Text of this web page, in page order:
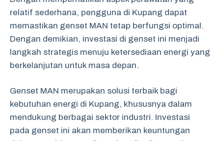
relatif sederhana, pengguna di Kupang dapat
memastikan genset MAN tetap berfungsi optimal.
Dengan demikian, investasi di genset ini menjadi
langkah strategis menuju ketersediaan energi yang
berkelanjutan untuk masa depan.
Genset MAN merupakan solusi terbaik bagi
kebutuhan energi di Kupang, khususnya dalam
mendukung berbagai sektor industri. Investasi
pada genset ini akan memberikan keuntungan